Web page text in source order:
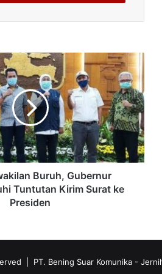
Buruh, Gubernur
Tuntutan Kirim Surat ke
Presiden
| PT. Bening Suar Komunika -